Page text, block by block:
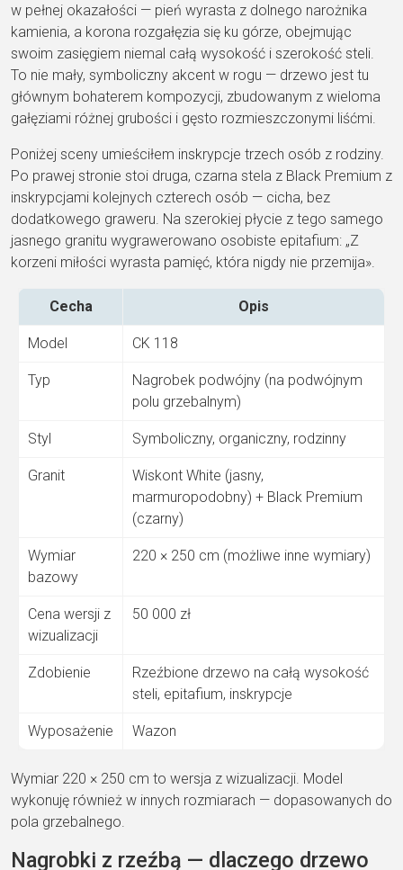
w pełnej okazałości — pień wyrasta z dolnego narożnika
kamienia, a korona rozgałęzia się ku górze, obejmując
swoim zasięgiem niemal całą wysokość i szerokość steli.
To nie mały, symboliczny akcent w rogu — drzewo jest tu
głównym bohaterem kompozycji, zbudowanym z wieloma
gałęziami różnej grubości i gęsto rozmieszczonymi liśćmi.
Poniżej sceny umieściłem inskrypcje trzech osób z rodziny.
Po prawej stronie stoi druga, czarna stela z Black Premium z
inskrypcjami kolejnych czterech osób — cicha, bez
dodatkowego graweru. Na szerokiej płycie z tego samego
jasnego granitu wygrawerowano osobiste epitafium: „Z
korzeni miłości wyrasta pamięć, która nigdy nie przemija».
Cecha Opis
Model CK 118
Typ
Nagrobek podwójny (na podwójnym
polu grzebalnym)
Styl Symboliczny, organiczny, rodzinny
Granit
Wiskont White (jasny,
marmuropodobny) + Black Premium
(czarny)
Wymiar
bazowy
220 × 250 cm (możliwe inne wymiary)
Cena wersji z
wizualizacji
50 000 zł
Zdobienie
Rzeźbione drzewo na całą wysokość
steli, epitafium, inskrypcje
Wyposażenie Wazon
Wymiar 220 × 250 cm to wersja z wizualizacji. Model
wykonuję również w innych rozmiarach — dopasowanych do
pola grzebalnego.
Nagrobki z rzeźbą — dlaczego drzewo